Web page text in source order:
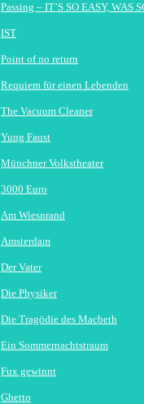
Passing – IT’S SO EASY, WAS
IST
Point of no return
Requiem für einen Lebenden
The Vacuum Cleaner
Yung Faust
Münchner Volkstheater
3000 Euro
Am Wiesnrand
Amsterdam
Der Vater
Die Physiker
Die Tragödie des Macbeth
Ein Sommernachtstraum
Fux gewinnt
Ghetto